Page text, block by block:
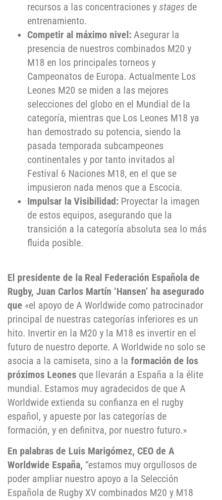
recursos a las concentraciones y stages de
entrenamiento.
Competir al máximo nivel: Asegurar la
presencia de nuestros combinados M20 y
M18 en los principales torneos y
Campeonatos de Europa. Actualmente Los
Leones M20 se miden a las mejores
selecciones del globo en el Mundial de la
categoría, mientras que Los Leones M18 ya
han demostrado su potencia, siendo la
pasada temporada subcampeones
continentales y por tanto invitados al
Festival 6 Naciones M18, en el que se
impusieron nada menos que a Escocia.
Impulsar la Visibilidad: Proyectar la imagen
de estos equipos, asegurando que la
transición a la categoría absoluta sea lo más
fluida posible.
El presidente de la Real Federación Española de
Rugby, Juan Carlos Martín ‘Hansen’ ha asegurado
que «el apoyo de A Worldwide como patrocinador
principal de nuestras categorías inferiores es un
hito. Invertir en la M20 y la M18 es invertir en el
futuro de nuestro deporte. A Worldwide no solo se
asocia a la camiseta, sino a la formación de los
próximos Leones que llevarán a España a la élite
mundial. Estamos muy agradecidos de que A
Worldwide extienda su confianza en el rugby
español, y apueste por las categorías de
formación, y en definitva, por nuestro futuro.»
En palabras de Luis Marigómez, CEO de A
Worldwide España, “estamos muy orgullosos de
poder ampliar nuestro apoyo a la Selección
Española de Rugby XV combinados M20 y M18